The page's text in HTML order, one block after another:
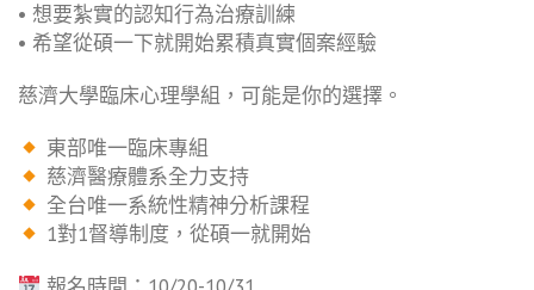
• 想要紮實的認知行為治療訓練
• 希望從碩一下就開始累積真實個案經驗
慈濟大學臨床心理學組，可能是你的選擇。
東部唯一臨床專組
慈濟醫療體系全力支持
全台唯一系統性精神分析課程
1對1督導制度，從碩一就開始